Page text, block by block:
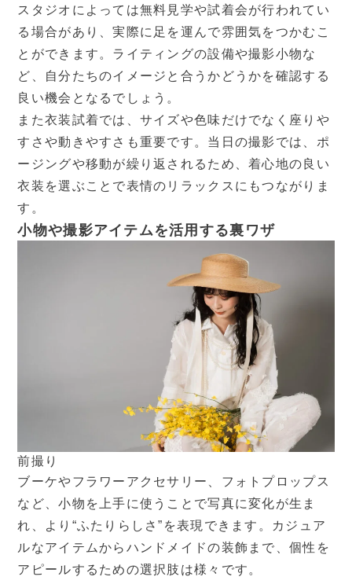
スタジオによっては無料見学や試着会が行われてい
る場合があり、実際に足を運んで雰囲気をつかむこ
とができます。ライティングの設備や撮影小物な
ど、自分たちのイメージと合うかどうかを確認する
良い機会となるでしょう。
また衣装試着では、サイズや色味だけでなく座りや
すさや動きやすさも重要です。当日の撮影では、ポ
ージングや移動が繰り返されるため、着心地の良い
衣装を選ぶことで表情のリラックスにもつながりま
す。
小物や撮影アイテムを活用する裏ワザ
前撮り
ブーケやフラワーアクセサリー、フォトプロップス
など、小物を上手に使うことで写真に変化が生ま
れ、より“ふたりらしさ”を表現できます。カジュア
ルなアイテムからハンドメイドの装飾まで、個性を
アピールするための選択肢は様々です。